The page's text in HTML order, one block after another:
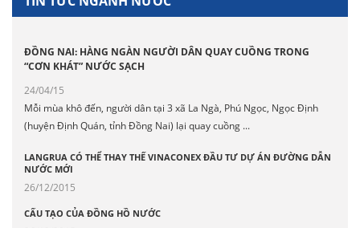
ĐỒNG NAI: HÀNG NGÀN NGƯỜI DÂN QUAY CUỒNG TRONG
“CƠN KHÁT” NƯỚC SẠCH
24/04/15
Mỗi mùa khô đến, người dân tại 3 xã La Ngà, Phú Ngọc, Ngọc Định
(huyện Định Quán, tỉnh Đồng Nai) lại quay cuồng ...
LANGRUA CÓ THỂ THAY THẾ VINACONEX ĐẦU TƯ DỰ ÁN ĐƯỜNG DẪN
NƯỚC MỚI
26/12/2015
CẤU TẠO CỦA ĐỒNG HỒ NƯỚC